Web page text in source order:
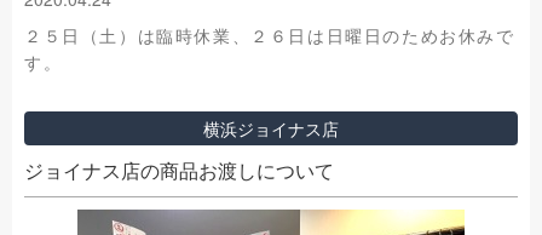
２５日（土）は臨時休業、２６日は日曜日のためお休みで
す。
横浜ジョイナス店
ジョイナス店の商品お渡しについて